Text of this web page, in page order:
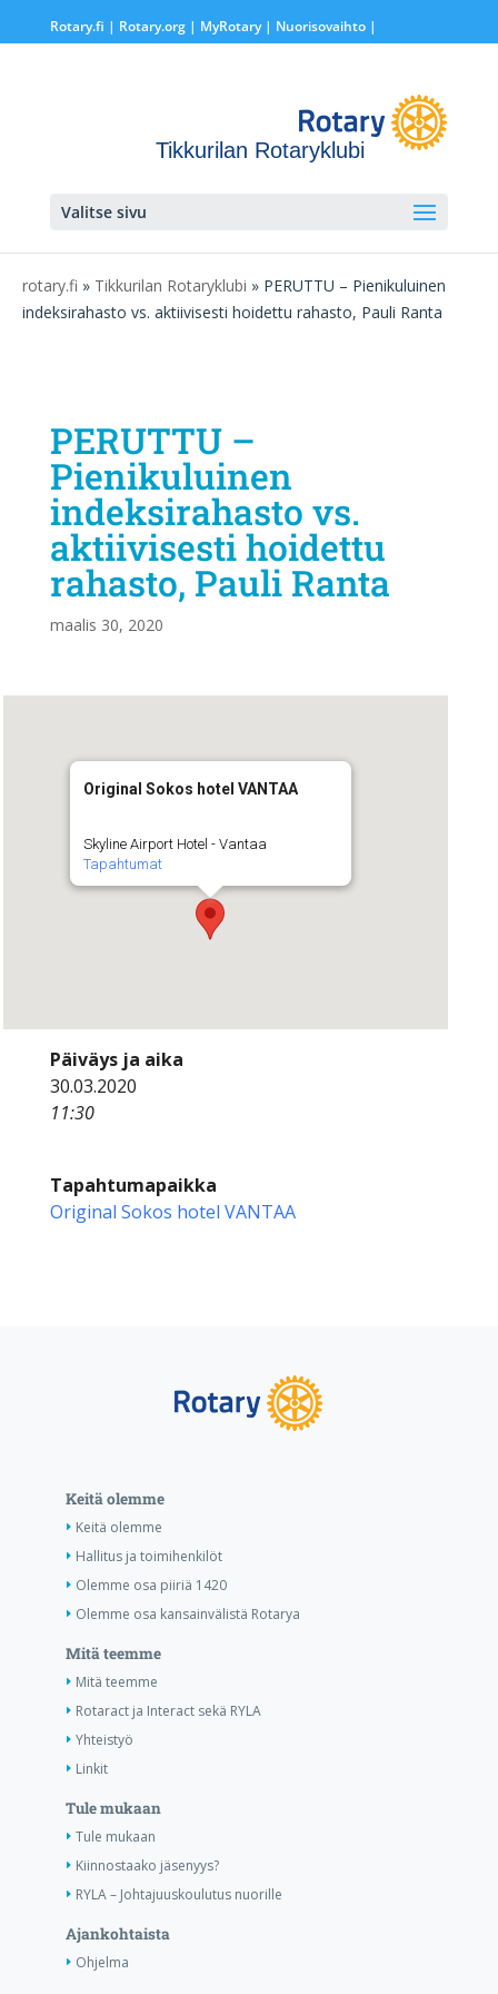
Rotary.fi | Rotary.org| MyRotary | Nuorisovaihto|
Tikkurilan Rotaryklubi
Valitse sivu
rotary.fi » Tikkurilan Rotaryklubi » PERUTTU – Pienikuluinen
indeksirahasto vs. aktiivisesti hoidettu rahasto, Pauli Ranta
PERUTTU –
Pienikuluinen
indeksirahasto vs.
aktiivisesti hoidettu
rahasto, Pauli Ranta
maalis 30, 2020
Original Sokos hotel VANTAA
Skyline Airport Hotel - Vantaa
Tapahtumat
Päiväys ja aika
30.03.2020
11:30
Tapahtumapaikka
Original Sokos hotel VANTAA
Keitä olemme
Keitä olemme
Hallitus ja toimihenkilöt
Olemme osa piiriä 1420
Olemme osa kansainvälistä Rotarya
Mitä teemme
Mitä teemme
Rotaract ja Interact sekä RYLA
Yhteistyö
Linkit
Tule mukaan
Tule mukaan
Kiinnostaako jäsenyys?
RYLA – Johtajuuskoulutus nuorille
Ajankohtaista
Ohjelma